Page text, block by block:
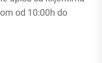
od 10:00h do